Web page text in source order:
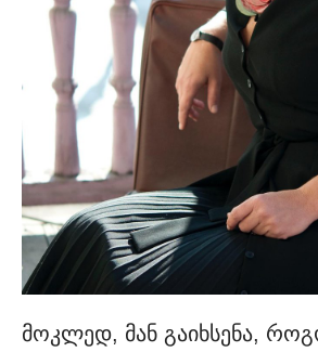
მოკლედ, მან გაიხსენა,